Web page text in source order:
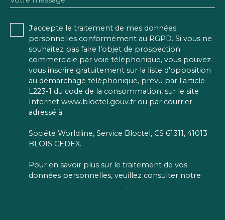
J'accepte le traitement de mes données
personnelles conformément au RGPD. Si vous ne
souhaitez pas faire l'objet de prospection
commerciale par voie téléphonique, vous pouvez
vous inscrire gratuitement sur la liste d'opposition
au démarchage téléphonique, prévu par l'article
L223-1 du code de la consommation, sur le site
Internet www.bloctel.gouv.fr ou par courrier
adressé à :
Société Worldline, Service Bloctel, CS 61311, 41013
BLOIS CEDEX.
Pour en savoir plus sur le traitement de vos
données personnelles, veuillez consulter notre
.